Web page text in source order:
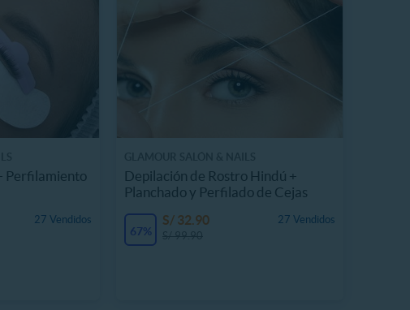
Perfilamiento
27 Vendidos
Depilación de Rostro Hindú +
Planchado y Perfilado de Cejas
67%
27 Vendidos
S/ 32.90